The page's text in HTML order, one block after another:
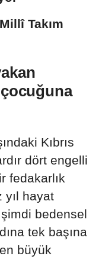
Takım
Kıbrıs
dört engelli
fedakarlık
yıl hayat
şimdi bedensel
tek başına
büyük